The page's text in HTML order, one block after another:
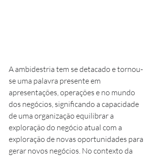
A ambidestria tem se detacado e tornou-
se uma palavra presente em
apresentações, operações e no mundo
dos negócios, significando a capacidade
de uma organização equilibrar a
exploração do negócio atual com a
exploração de novas oportunidades para
gerar novos negócios. No contexto da